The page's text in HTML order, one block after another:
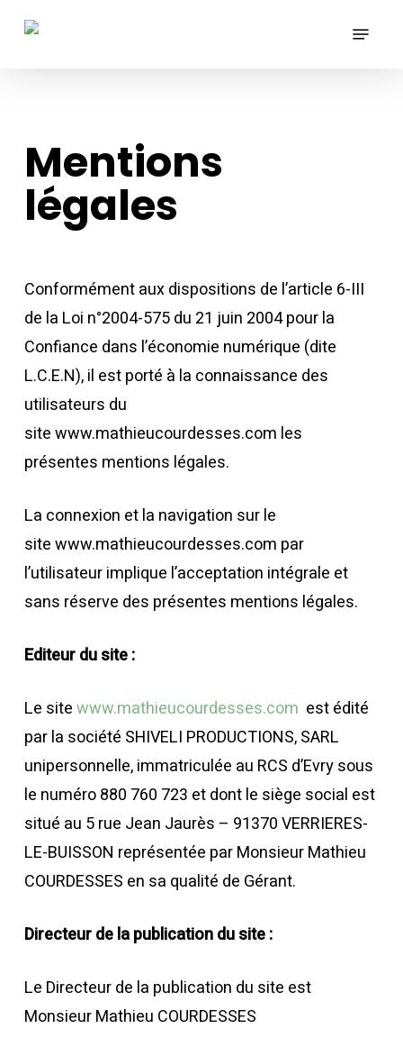
Menu
Mentions
légales
Conformément aux dispositions de l’article 6-III
de la Loi n°2004-575 du 21 juin 2004 pour la
Confiance dans l’économie numérique (dite
L.C.E.N), il est porté à la connaissance des
utilisateurs du
site www.mathieucourdesses.com les
présentes mentions légales.
La connexion et la navigation sur le
site www.mathieucourdesses.com par
l’utilisateur implique l’acceptation intégrale et
sans réserve des présentes mentions légales.
Editeur du site :
Le sitewww.mathieucourdesses.com est édité
par la société SHIVELI PRODUCTIONS, SARL
unipersonnelle, immatriculée au RCS d’Evry sous
le numéro 880 760 723 et dont le siège social est
situé au 5 rue Jean Jaurès – 91370 VERRIERES-
LE-BUISSON représentée par Monsieur Mathieu
COURDESSES en sa qualité de Gérant.
Directeur de la publication du site :
Le Directeur de la publication du site est
Monsieur Mathieu COURDESSES